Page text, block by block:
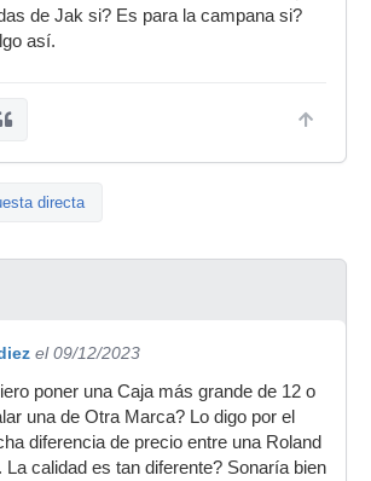
de Jak si? Es para la campana si?
así.
directa
el 09/12/2023
poner una Caja más grande de 12 o
una de Otra Marca? Lo digo por el
diferencia de precio entre una Roland
La calidad es tan diferente? Sonaría bien